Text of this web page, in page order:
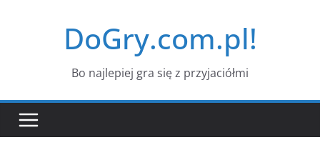
DoGry.com.pl!
Bo najlepiej gra się z przyjaciółmi